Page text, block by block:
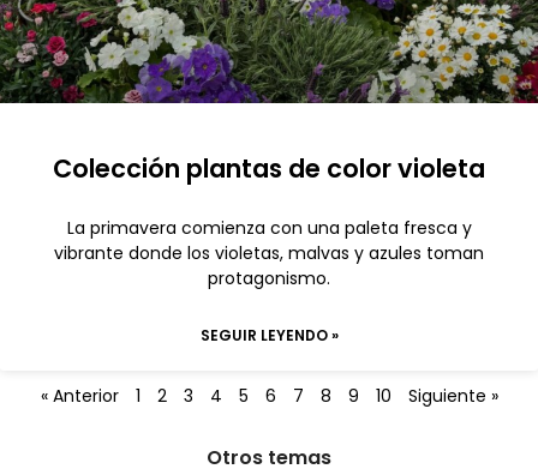
Colección plantas de color violeta
La primavera comienza con una paleta fresca y
vibrante donde los violetas, malvas y azules toman
protagonismo.
SEGUIR LEYENDO »
« Anterior 1 2 3 4 5 6 7 8 9 10 Siguiente »
Otros temas